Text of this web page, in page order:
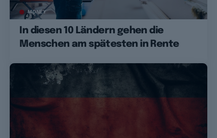
MONEY
In diesen 10 Ländern gehen die
Menschen am spätesten in Rente